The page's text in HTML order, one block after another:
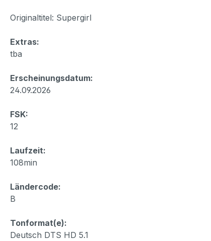
Originaltitel: Supergirl
Extras:
tba
Erscheinungsdatum:
24.09.2026
FSK:
12
Laufzeit:
108min
Ländercode:
B
Tonformat(e):
Deutsch DTS HD 5.1